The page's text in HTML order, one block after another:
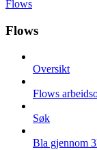
Flows
Flows
Oversikt
Flows
Søk
Bla gjennom